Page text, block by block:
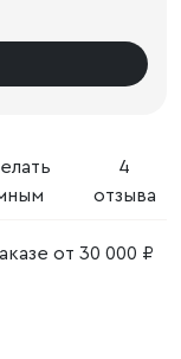
4
отзыва
от 30 000 ₽